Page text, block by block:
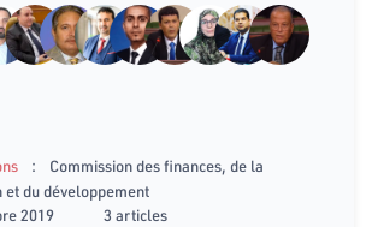
:
Commission des finances, de la
et du développement
2019
3 articles